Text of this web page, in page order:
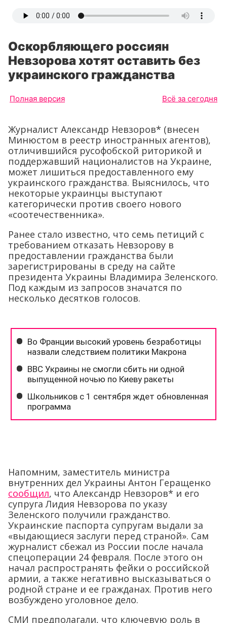
Оскорбляющего россиян
Невзорова хотят оставить без
украинского гражданства
Полная версия Всё за сегодня
Журналист Александр Невзоров* (внесен
Минюстом в реестр иностранных агентов),
отличившийся русофобской риторикой и
поддержавший националистов на Украине,
может лишиться предоставленного ему
украинского гражданства. Выяснилось, что
некоторые украинцы выступают
категорически против своего нового
«соотечественника».
Ранее стало известно, что семь петиций с
требованием отказать Невзорову в
предоставлении гражданства были
зарегистрированы в среду на сайте
президента Украины Владимира Зеленского.
Под каждым из запросов значатся по
несколько десятков голосов.
Напомним, заместитель министра
внутренних дел Украины Антон Геращенко
сообщил, что Александр Невзоров* и его
супруга Лидия Невзорова по указу
Зеленского получили гражданство.
Украинские паспорта супругам выдали за
«выдающиеся заслуги перед страной». Сам
журналист сбежал из России после начала
спецоперации 24 февраля. После этого он
начал распространять фейки о российской
армии, а также негативно высказываться о
родной стране и ее гражданах. Против него
возбуждено уголовное дело.
СМИ предполагали, что ключевую роль в